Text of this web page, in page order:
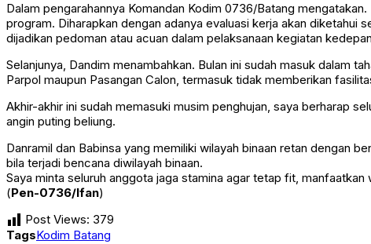
Dalam pengarahannya Komandan Kodim 0736/Batang
program. Diharapkan dengan adanya evaluasi kerja akan diketahui
dijadikan pedoman atau acuan dalam pelaksanaan kegiatan
Selanjunya, Dandim menambahkan. Bulan ini sudah masuk dalam
Parpol maupun Pasangan Calon, termasuk tidak memberikan
Akhir-akhir ini sudah memasuki musim penghujan, saya berharap
angin puting beliung.
Danramil dan Babinsa yang memiliki wilayah binaan retan dengan
bila terjadi bencana diwilayah binaan.
Saya minta seluruh anggota jaga stamina agar tetap fit,
(Pen-0736/Ifan)
Post Views: 379
TagsKodim Batang